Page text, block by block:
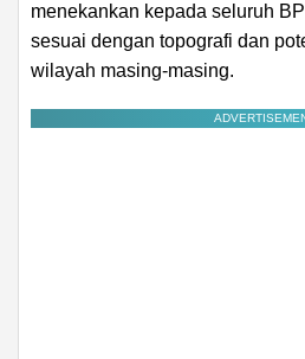
menekankan kepada seluruh
sesuai dengan topografi dan
wilayah masing-masing.